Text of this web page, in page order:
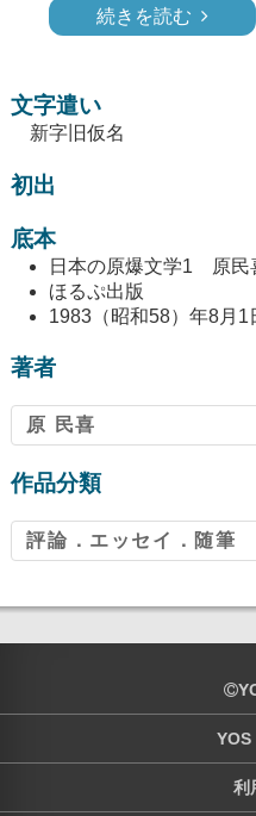
続きを読む
文字遣い
新字旧仮名
初出
底本
日本の原爆文学1 原民
ほるぷ出版
1983（昭和58）年8月1
著者
原 民喜
作品分類
評論．エッセイ．随筆
YOS
利